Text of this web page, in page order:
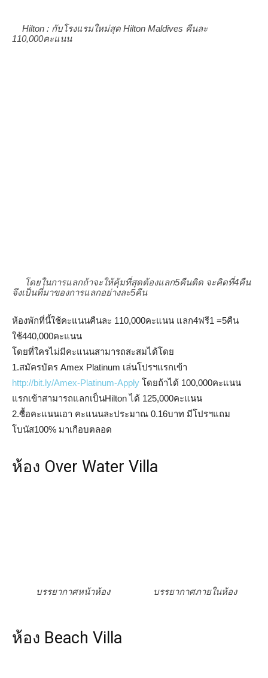
Hilton : กับโรงแรมใหม่สุด Hilton Maldives คืนละ
110,000คะแนน
โดยในการแลกถ้าจะให้คุ้มที่สุดต้องแลก5คืนติด จะคิดที่4คืน
จึงเป็นที่มาของการแลกอย่างละ5คืน
ห้องพักที่นี้ใช้คะแนนคืนละ 110,000คะแนน แลก4ฟรี1 =5คืน
ใช้440,000คะแนน
โดยที่ใครไม่มีคะแนนสามารถสะสมได้โดย
1.สมัครบัตร Amex Platinum เล่นโปรฯแรกเข้า
http://bit.ly/Amex-Platinum-Apply โดยถ้าได้ 100,000คะแนน
แรกเข้าสามารถแลกเป็นHilton ได้ 125,000คะแนน
2.ซื้อคะแนนเอา คะแนนละประมาณ 0.16บาท มีโปรฯแถม
โบนัส100% มาเกือบตลอด
ห้อง Over Water Villa
บรรยากาศหน้าห้อง บรรยากาศภายในห้อง
ห้อง Beach Villa